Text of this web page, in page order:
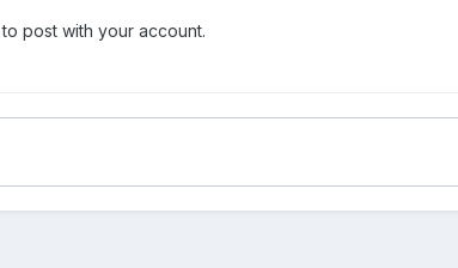
to post with your account.